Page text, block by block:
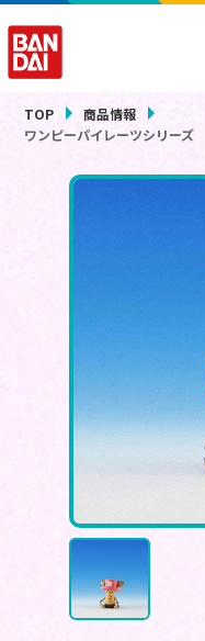
TOP
商品情報
ワンピーパイレーツシリー